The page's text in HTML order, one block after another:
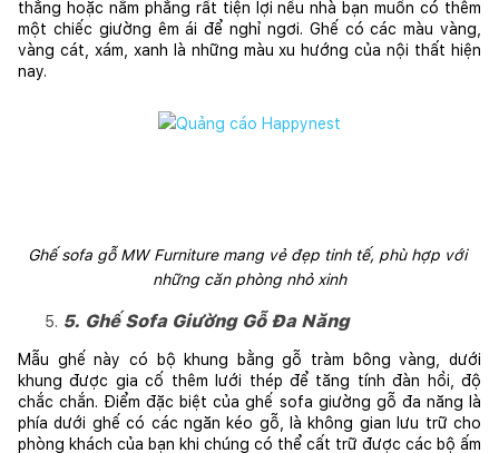
thẳng hoặc nằm phẳng rất tiện lợi nếu nhà bạn muốn có thêm
một chiếc giường êm ái để nghỉ ngơi. Ghế có các màu vàng,
vàng cát, xám, xanh là những màu xu hướng của nội thất hiện
nay.
Ghế sofa gỗ MW Furniture mang vẻ đẹp tinh tế, phù hợp với
những căn phòng nhỏ xinh
5. Ghế Sofa Giường Gỗ Đa Năng
Mẫu ghế này có bộ khung bằng gỗ tràm bông vàng, dưới
khung được gia cố thêm lưới thép để tăng tính đàn hồi, độ
chắc chắn. Điểm đặc biệt của ghế sofa giường gỗ đa năng là
phía dưới ghế có các ngăn kéo gỗ, là không gian lưu trữ cho
phòng khách của bạn khi chúng có thể cất trữ được các bộ ấm